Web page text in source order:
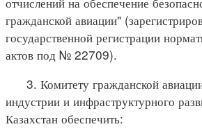
гражданской авиации"
государственной регистрации
актов под № 22709).
3. Комитету гражданской
индустрии и инфраструктурного
Казахстан обеспечить: